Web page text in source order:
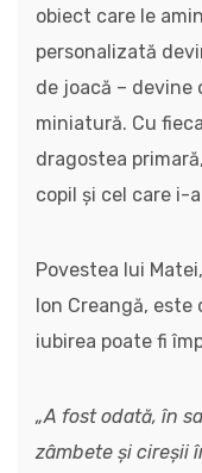
obiect care le
personalizată
de joacă – devine
miniatură. Cu
dragostea
copil și cel care i-
Povestea lui
Ion Creangă, este
iubirea poate fi
„A fost odată, în
zâmbete și cireșii